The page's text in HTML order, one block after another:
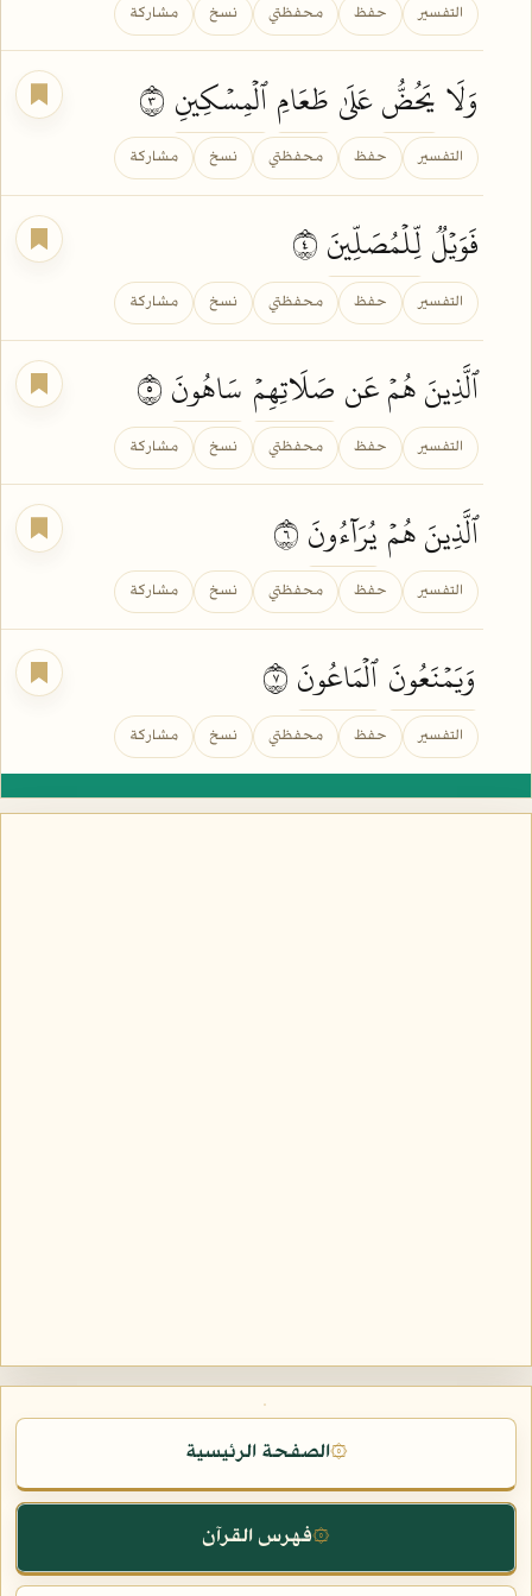
التفسير حفظ محفظتي نسخ مشاركة
وَلَا يَحُضُّعَلَىٰ طَعَامِٱلۡمِسۡكِينِ
التفسير حفظ محفظتي نسخ مشاركة
فَوَيۡلٞلِّلۡمُصَلِّينَ
التفسير حفظ محفظتي نسخ مشاركة
ٱلَّذِينَ هُمۡ عَن صَلَاتِهِمۡ سَاهُونَ
التفسير حفظ محفظتي نسخ مشاركة
ٱلَّذِينَ هُمۡ يُرَآءُونَ
التفسير حفظ محفظتي نسخ مشاركة
وَيَمۡنَعُونَٱلۡمَاعُونَ
التفسير حفظ محفظتي نسخ مشاركة
۞الصفحة الرئيسية
۞فهرس القرآن